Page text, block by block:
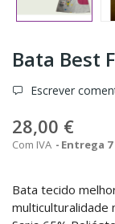
Bata Best
Escrever
28,00 €
Com IVA Entrega
Bata tecido
multiculturalidade